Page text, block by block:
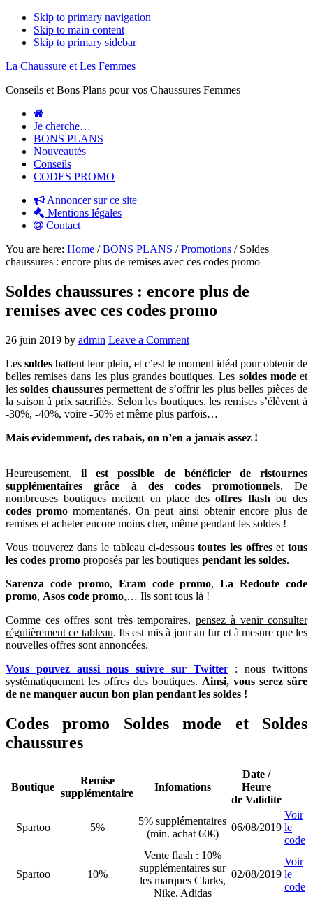
Skip to primary navigation
Skip to main content
Skip to primary sidebar
La Chaussure et Les Femmes
Conseils et Bons Plans pour vos Chaussures Femmes
Je cherche…
BONS PLANS
Nouveautés
Conseils
CODES PROMO
Annoncer sur ce site
Mentions légales
Contact
You are here: Home / BONS PLANS / Promotions /Soldes
chaussures : encore plus de remises avec ces codes promo
Soldes chaussures : encore plus de
remises avec ces codes promo
26 juin 2019 by admin Leave a Comment
Les soldes battent leur plein, et c’est le moment idéal pour obtenir de
belles remises dans les plus grandes boutiques. Les soldes modeet
lessoldes chaussurespermettent de s’offrir les plus belles pièces de
la saison à prix sacrifiés. Selon les boutiques, les remises s’élèvent à
-30%, -40%, voire -50% et même plus parfois…
Mais évidemment, des rabais, on n’en a jamais assez !
les maladies cardiaques, peuvent être à l’origine de la dysfonction
érectile. Il est donc important de consulter votre médecin traitant
pour une évaluation avant de commencer un traitement contre la
dysfonction érectile. Deux médicaments de marque, Cialis (tadalafil)
etViagra sans ordonnance(sildénafil), sont utilisés avec succès
dysfonction érectile. Il s’agit de deux types de médicaments appelés
inhibiteurs de la phosphodiestérase de type 5, ou inhibiteurs de la
vaisseaux sanguins pour améliorer le flux sanguin. Associés à une
stimulation sexuelle, ces traitements de la dysfonction érectile aident
Cialis 20 mg et le Viagra appartiennent à la même classe de
médicaments et agissent de manière similaire, il existe des
différences essentielles entre eux. Ils ont chacun des avantages, des
ingrédients actifs, des effets secondaires et des interactions
médicamenteuses qui leur sont propres.
Heureusement,il est possible de bénéficier de ristournes
supplémentaires grâce à des codes promotionnels. De
nombreuses boutiques mettent en place desoffres flash ou des
codes promo momentanés. On peut ainsi obtenir encore plus de
remises et acheter encore moins cher, même pendant les soldes !
Vous trouverez dans le tableau ci-dessoustoutes les offresettous
les codes promo proposés par les boutiques pendant les soldes.
Sarenza code promo, Eram code promo,La Redoute code
promo, Asos code promo,… Ils sont tous là !
Comme ces offres sont très temporaires,pensez à venir consulter
régulièrement ce tableau. Ils est mis à jour au fur et à mesure que les
nouvelles offres sont annoncées.
Vous pouvez aussi nous suivre sur Twitter: nous twittons
systématiquement les offres des boutiques. Ainsi, vous serez sûre
de ne manquer aucun bon plan pendant les soldes !
Codes promo Soldes mode et Soldes
chaussures
Boutique
Remise
supplémentaire
Infomations
Date /
Heure
de Validité
Spartoo 5%
5% supplémentaires
(min. achat 60€)
06/08/2019
Voir
le
code
Spartoo 10%
Vente flash : 10%
supplémentaires sur
les marques Clarks,
Nike, Adidas
02/08/2019
Voir
le
code